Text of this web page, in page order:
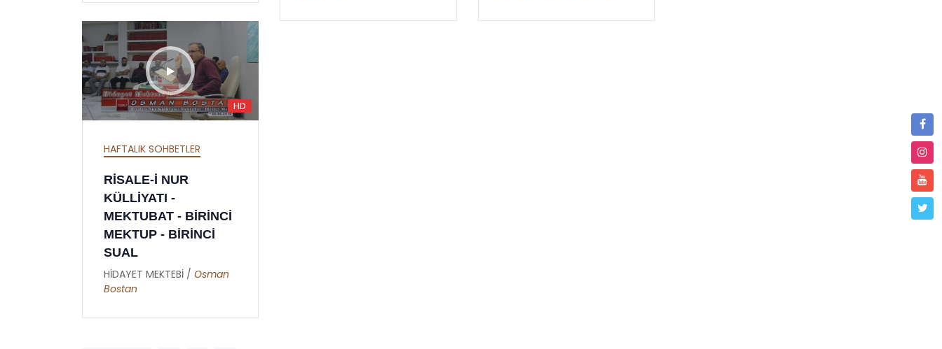
HD
HAFTALIK SOHBETLER
RİSALE-İ NUR
KÜLLİYATI -
MEKTUBAT - BİRİNCİ
MEKTUP - BİRİNCİ
SUAL
HİDAYET MEKTEBİ / Osman
Bostan